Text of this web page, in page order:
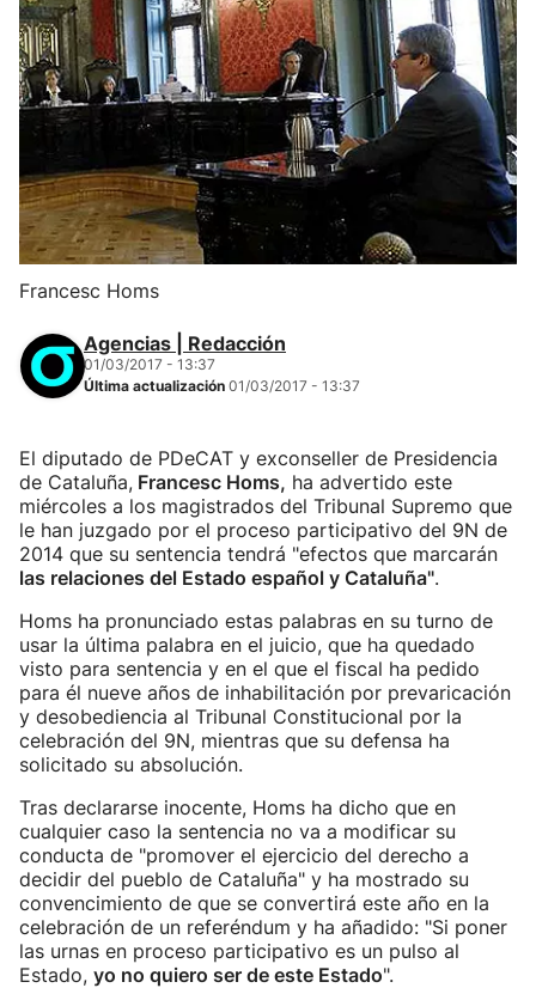
Francesc Homs
Agencias | Redacción
01/03/2017 - 13:37
Última actualización 01/03/2017 - 13:37
El diputado de PDeCAT y exconseller de Presidencia
de Cataluña, Francesc Homs, ha advertido este
miércoles a los magistrados del Tribunal Supremo que
le han juzgado por el proceso participativo del 9N de
2014 que su sentencia tendrá "efectos que marcarán
las relaciones del Estado español y Cataluña".
Homs ha pronunciado estas palabras en su turno de
usar la última palabra en el juicio, que ha quedado
visto para sentencia y en el que el fiscal ha pedido
para él nueve años de inhabilitación por prevaricación
y desobediencia al Tribunal Constitucional por la
celebración del 9N, mientras que su defensa ha
solicitado su absolución.
Tras declararse inocente, Homs ha dicho que en
cualquier caso la sentencia no va a modificar su
conducta de "promover el ejercicio del derecho a
decidir del pueblo de Cataluña" y ha mostrado su
convencimiento de que se convertirá este año en la
celebración de un referéndum y ha añadido: "Si poner
las urnas en proceso participativo es un pulso al
Estado, yo no quiero ser de este Estado".